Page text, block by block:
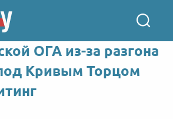
ОГА из-за разгона
Кривым Торцом